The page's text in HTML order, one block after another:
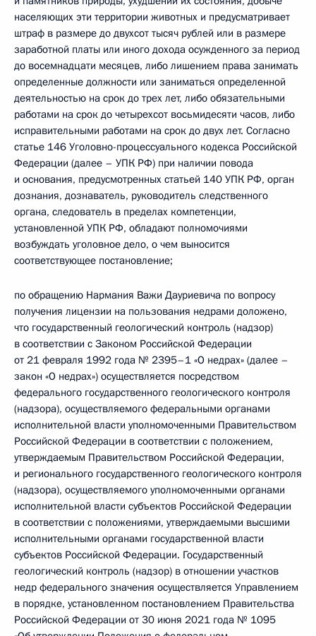
населяющих эти территории животных и предусматривает
штраф в размере до двухсот тысяч рублей или в размере
заработной платы или иного дохода осужденного за период
до восемнадцати месяцев, либо лишением права занимать
определенные должности или заниматься определенной
деятельностью на срок до трех лет, либо обязательными
работами на срок до четырехсот восьмидесяти часов, либо
исправительными работами на срок до двух лет. Согласно
статье 146 Уголовно-процессуального кодекса Российской
Федерации (далее – УПК РФ) при наличии повода
и основания, предусмотренных статьей 140 УПК РФ, орган
дознания, дознаватель, руководитель следственного
органа, следователь в пределах компетенции,
установленной УПК РФ, обладают полномочиями
возбуждать уголовное дело, о чем выносится
соответствующее постановление;
по обращению Нармания Важи Дауриевича по вопросу
получения лицензии на пользования недрами доложено,
что государственный геологический контроль (надзор)
в соответствии с Законом Российской Федерации
от 21 февраля 1992 года № 2395–1 «О недрах» (далее –
закон «О недрах») осуществляется посредством
федерального государственного геологического контроля
(надзора), осуществляемого федеральными органами
исполнительной власти уполномоченными Правительством
Российской Федерации в соответствии с положением,
утверждаемым Правительством Российской Федерации,
и регионального государственного геологического контроля
(надзора), осуществляемого уполномоченными органами
исполнительной власти субъектов Российской Федерации
в соответствии с положениями, утверждаемыми высшими
исполнительными органами государственной власти
субъектов Российской Федерации. Государственный
геологический контроль (надзор) в отношении участков
недр федерального значения осуществляется Управлением
в порядке, установленном постановлением Правительства
Российской Федерации от 30 июня 2021 года № 1095